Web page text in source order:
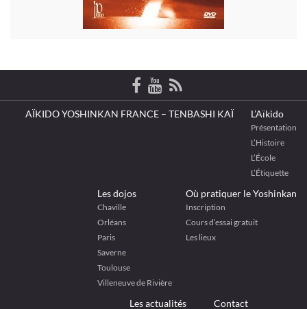
AÏKIDO YOSHINKAN FRANCE – TENBASHI KAÏ L’Aïkido
Présentation
L’Histoire
L’École
L’Étiquette
Les dojos
Chaville
Orléans
Paris
Saverne
Toulouse
Villeneuve de Rivière
Où pratiquer le Yoshinkan
Inscription
Cours d’essai gratuit
Les lieux
Les actualités Contact